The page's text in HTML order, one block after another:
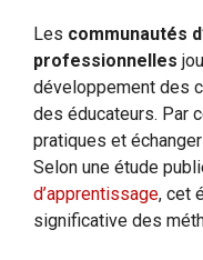
Les communautés
professionnelles
développement des
des éducateurs. Par
pratiques et
Selon une étude
d’apprentissage, cet
significative des